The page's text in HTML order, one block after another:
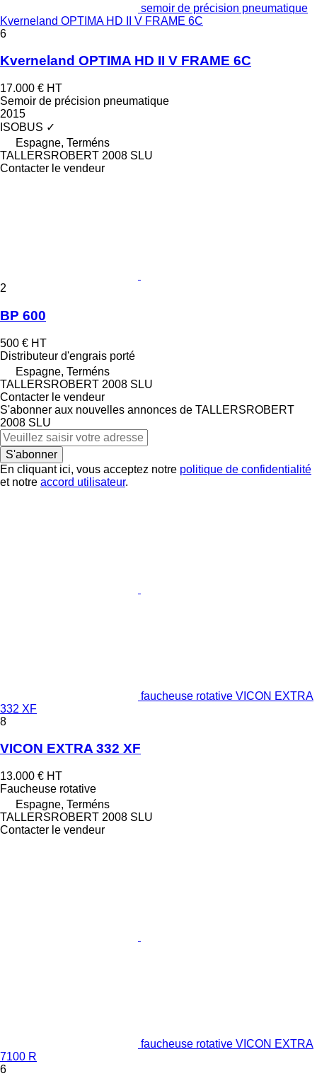
semoir de précision pneumatique
Kverneland OPTIMA HD II V FRAME 6C
6
Kverneland OPTIMA HD II V FRAME 6C
17.000 € HT
Semoir de précision pneumatique
2015
ISOBUS ✓
Espagne, Terméns
TALLERSROBERT 2008 SLU
Contacter le vendeur
2
BP 600
500 € HT
Distributeur d'engrais porté
Espagne, Terméns
TALLERSROBERT 2008 SLU
Contacter le vendeur
S'abonner aux nouvelles annonces de TALLERSROBERT
2008 SLU
S'abonner
En cliquant ici, vous acceptez notre politique de confidentialité
et notre accord utilisateur.
faucheuse rotative VICON EXTRA
332 XF
8
VICON EXTRA 332 XF
13.000 € HT
Faucheuse rotative
Espagne, Terméns
TALLERSROBERT 2008 SLU
Contacter le vendeur
faucheuse rotative VICON EXTRA
7100 R
6